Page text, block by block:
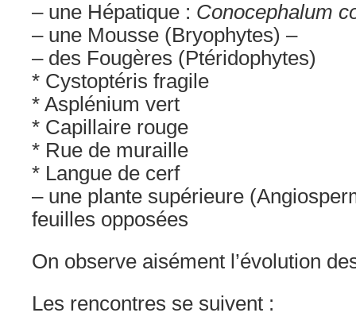
– une Hépatique : Conocephalum
– une Mousse (Bryophytes) –
– des Fougères (Ptéridophytes)
* Cystoptéris fragile
* Asplénium vert
* Capillaire rouge
* Rue de muraille
* Langue de cerf
– une plante supérieure
feuilles opposées
On observe aisément l’évolution
Les rencontres se suivent :